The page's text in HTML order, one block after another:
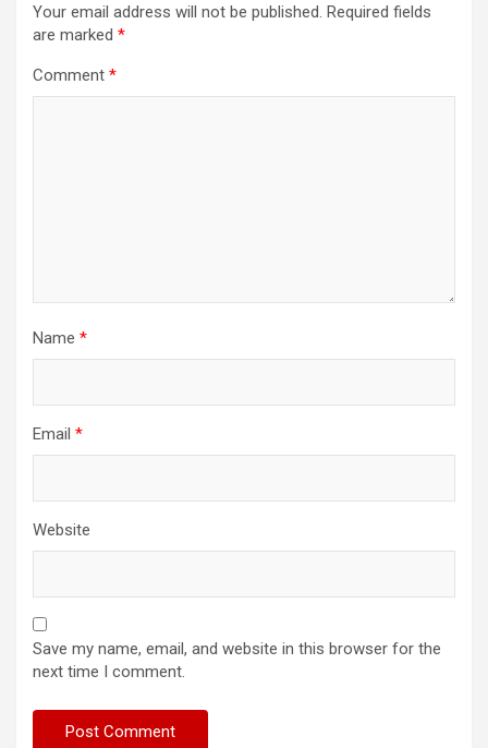
Your email address will not be published. Required fields
are marked *
Comment *
Name *
Email *
Website
Save my name, email, and website in this browser for the
next time I comment.